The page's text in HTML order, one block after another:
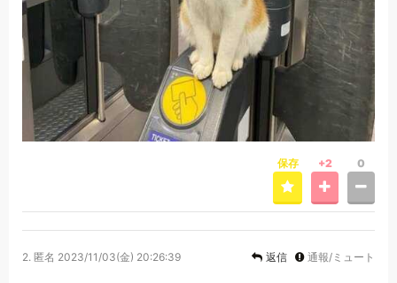
保存 +2 0
2. 匿名 2023/11/03(金) 20:26:39 返信 通報/ミュート